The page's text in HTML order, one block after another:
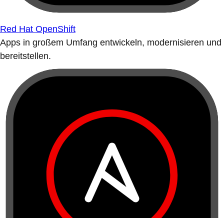
Red Hat OpenShift
Apps in großem Umfang entwickeln, modernisieren und
bereitstellen.